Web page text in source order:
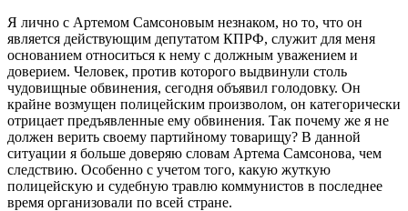
Я лично с Артемом Самсоновым незнаком, но то, что он
является действующим депутатом КПРФ, служит для меня
основанием относиться к нему с должным уважением и
доверием. Человек, против которого выдвинули столь
чудовищные обвинения, сегодня объявил голодовку. Он
крайне возмущен полицейским произволом, он категорически
отрицает предъявленные ему обвинения. Так почему же я не
должен верить своему партийному товарищу? В данной
ситуации я больше доверяю словам Артема Самсонова, чем
следствию. Особенно с учетом того, какую жуткую
полицейскую и судебную травлю коммунистов в последнее
время организовали по всей стране.